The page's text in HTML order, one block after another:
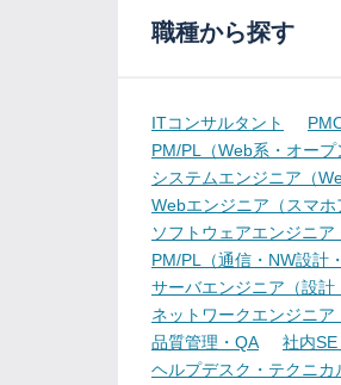
職種から探す
ITコンサルタント
PM/PL（Web系・オープ
システムエンジニア（
Webエンジニア（スマホ
ソフトウェアエンジニア
PM/PL（通信・NW設計
サーバエンジニア（設計
ネットワークエンジニア
品質管理・QA
社内SE
ヘルプデスク・テクニカ